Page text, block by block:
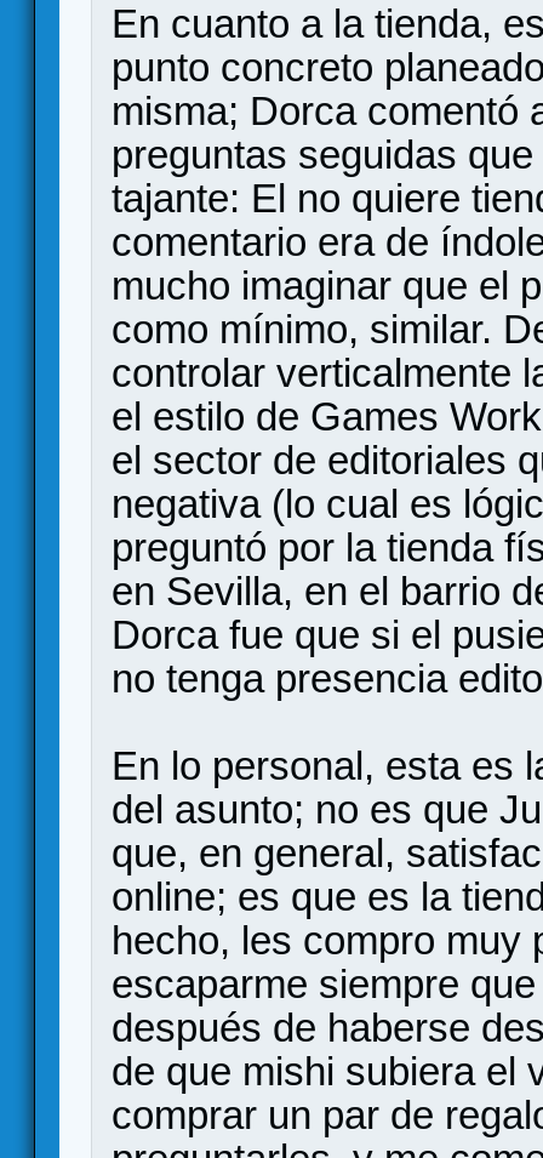
En cuanto a la tienda,
punto concreto
misma; Dorca comentó
preguntas seguidas
tajante: El no quiere
comentario era de
mucho imaginar que el
como mínimo, similar.
controlar verticalmente
el estilo de Games
el sector de editoriales
negativa (lo cual es
preguntó por la tienda
en Sevilla, en el barrio
Dorca fue que si el
no tenga presencia
En lo personal, esta es
del asunto; no es que
que, en general,
online; es que es la
hecho, les compro muy
escaparme siempre
después de haberse
de que mishi subiera el
comprar un par de